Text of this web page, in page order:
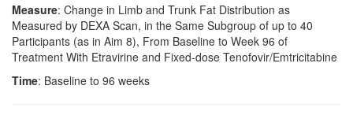
Measure: Change in Limb and Trunk Fat Distribution as
Measured by DEXA Scan, in the Same Subgroup of up to 40
Participants (as in Aim 8), From Baseline to Week 96 of
Treatment With Etravirine and Fixed-dose Tenofovir/Emtricitabine
Time: Baseline to 96 weeks